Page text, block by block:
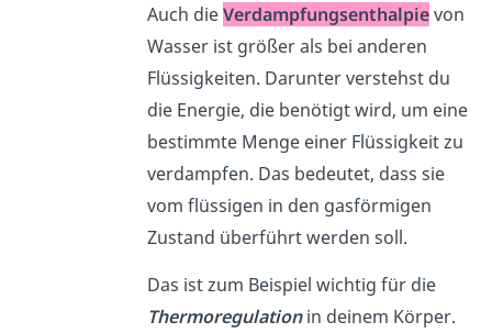
Auch dieVerdampfungsenthalpievon
Wasser ist größer als bei anderen
Flüssigkeiten. Darunter verstehst du
die Energie, die benötigt wird, um eine
bestimmte Menge einer Flüssigkeit zu
verdampfen. Das bedeutet, dass sie
vom flüssigen in den gasförmigen
Zustand überführt werden soll.
Das ist zum Beispiel wichtig für die
Thermoregulation in deinem Körper.